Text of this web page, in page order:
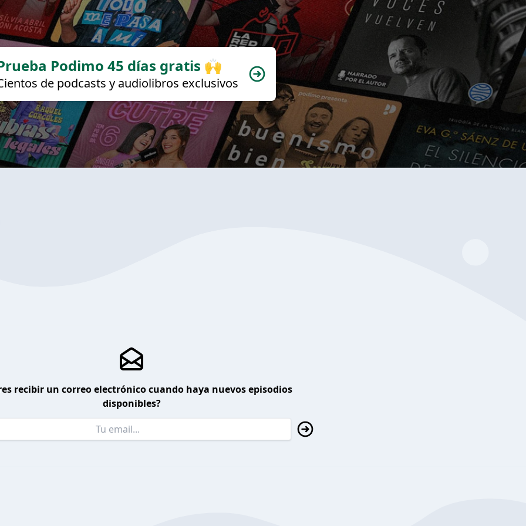
Podimo 45 días gratis 🙌
de podcasts y audiolibros exclusivos
recibir un correo electrónico cuando haya nuevos episodios
disponibles?